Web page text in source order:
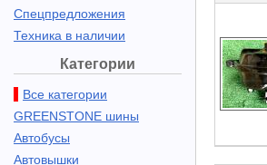
Спецпредложения
Техника в наличии
Категории
Все категории
GREENSTONE шины
Автобусы
Автовышки